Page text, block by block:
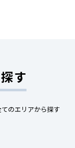
す
のエリアから探す